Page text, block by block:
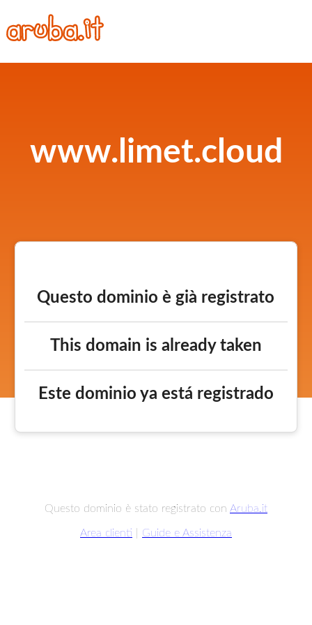
www.limet.cloud
Questo dominio è già registrato
This domain is already taken
Este dominio ya está registrado
Questo dominio è stato registrato con Aruba.it
Area clienti Guide e Assistenza